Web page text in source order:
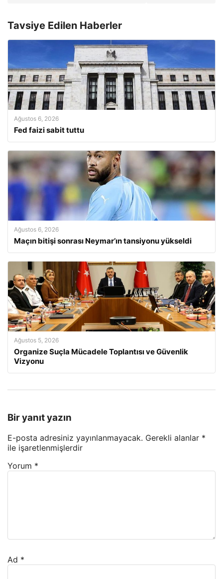
Tavsiye Edilen Haberler
Ağustos 6, 2026
Fed faizi sabit tuttu
Ağustos 6, 2026
Maçın bitişi sonrası Neymar’ın tansiyonu yükseldi
Ağustos 5, 2026
Organize Suçla Mücadele Toplantısı ve Güvenlik
Vizyonu
Bir yanıt yazın
E-posta adresiniz yayınlanmayacak. Gerekli alanlar *
ile işaretlenmişlerdir
Yorum *
Ad *